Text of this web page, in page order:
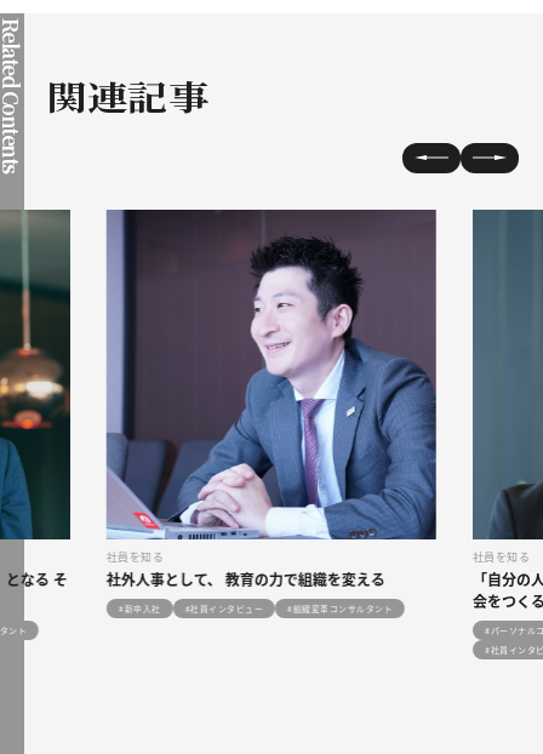
関連記事
となる そ
ント
社員を知る
社外人事として、 教育の力で組織を変える
#新卒入社 #社員インタビュー #組織変革コンサルタント
社員を知る
「自分の
会をつく
#パーソナル
#社員インタ